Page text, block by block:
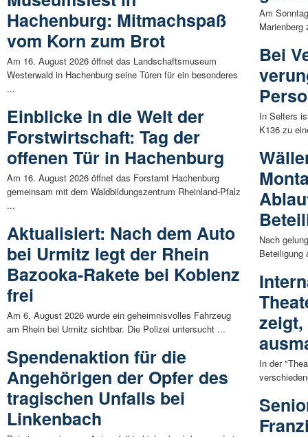
Hachenburg: Mitmachspaß
vom Korn zum Brot
Am 16. August 2026 öffnet das Landschaftsmuseum
Westerwald in Hachenburg seine Türen für ein besonderes
...
Einblicke in die Welt der
Forstwirtschaft: Tag der
offenen Tür in Hachenburg
Am 16. August 2026 öffnet das Forstamt Hachenburg
gemeinsam mit dem Waldbildungszentrum Rheinland-Pfalz
...
Aktualisiert: Nach dem Auto
bei Urmitz legt der Rhein
Bazooka-Rakete bei Koblenz
frei
Am 6. August 2026 wurde ein geheimnisvolles Fahrzeug
am Rhein bei Urmitz sichtbar. Die Polizei untersucht ...
Spendenaktion für die
Angehörigen der Opfer des
tragischen Unfalls bei
Linkenbach
Am
Bei
In Selters
K136 zu
Nach
Beteiligung
In der